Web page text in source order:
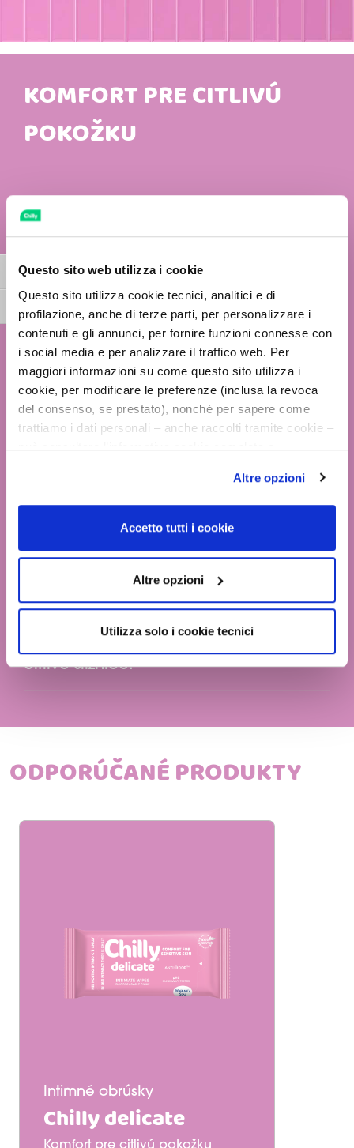
Questo sito web utilizza i cookie
Questo sito utilizza cookie tecnici, analitici e di
profilazione, anche di terze parti, per personalizzare i
contenuti e gli annunci, per fornire funzioni connesse con
i social media e per analizzare il traffico web. Per
maggiori informazioni su come questo sito utilizza i
cookie, per modificare le preferenze (inclusa la revoca
del consenso, se prestato), nonché per sapere come
trattiamo i dati personali – anche raccolti tramite cookie –
può consultare l’informativa cookie completa e
qualora clicchi su “Utilizza solo i cookie necessari”, non
sarà installato alcun cookie o altro strumento di
tracciamento diverso da quelli tecnici. Cliccando su
all’installazione di tutti i cookie utilizzati dal sito.
Cliccando su "Altre opzioni", potrà scegliere, in modo più
granulare, quali cookie autorizzare.
Altre opzioni
Accetto tutti i cookie
Altre opzioni
Utilizza solo i cookie tecnici
Toggle High Contrast
Toggle Font size
KOMFORT PRE CITLIVÚ
POKOŽKU
ANTIODOR
Obohatený o molekulu proti zápachu,
ktorá neutralizuje vznik nepríjemného
zápachu a vďaka antibakteriálnemu
pôsobeniu znižuje jeho tvorbu.
pH
normálnu fyziológiu slizníc vonkajších
pohlavných orgánov a okolitých
oblastí pokožky.
PRÍLEŽITOSTI NA POUŽITIE
citlivé sliznice.
ODPORÚČANÉ PRODUKTY
Intimné obrúsky
Chilly delicate